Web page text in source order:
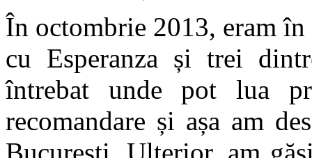
În octombrie 2013, eram
cu Esperanza și trei
întrebat unde pot lua
recomandare și așa am
București. Ulterior, am